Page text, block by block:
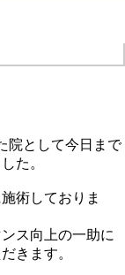
院として今日まで
た。
術しておりま
ス向上の一助に
きます。